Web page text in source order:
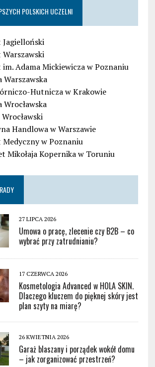
POLSKICH UCZELNI
Jagielloński
Adama Mickiewicza w Poznaniu
Hutnicza w Krakowie
Handlowa w Warszawie
w Poznaniu
Mikołaja Kopernika w Toruniu
27 LIPCA 2026
Umowa o pracę, zlecenie czy B2B – co
wybrać przy zatrudnianiu?
17 CZERWCA 2026
Kosmetologia Advanced w HOLA SKIN.
Dlaczego kluczem do pięknej skóry jest
plan szyty na miarę?
26 KWIETNIA 2026
Garaż blaszany i porządek wokół domu
– jak zorganizować przestrzeń?